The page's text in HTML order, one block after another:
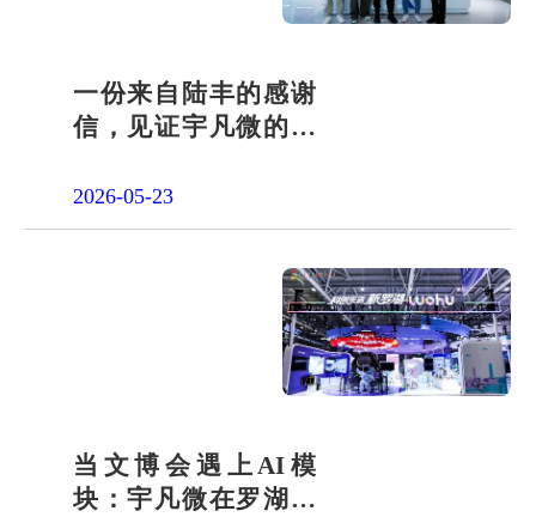
一份来自陆丰的感谢
信，见证宇凡微的社
2026-05-23
当文博会遇上AI模
块：宇凡微在罗湖展